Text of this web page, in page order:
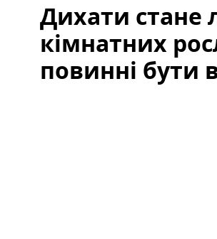
Дихати стане
кімнатних
повинні бути